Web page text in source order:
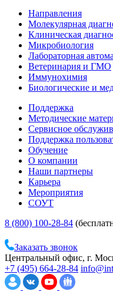
Направления
Молекулярная
Клиническая
Микробиология
Лабораторная
Ветеринария и ГМО
Иммунохимия
Биологические и
Поддержка
Методические
Сервисное
Поддержка
Обучение
О компании
Наши партнеры
Карьера
Мероприятия
СОУТ
8 (800) 100-28-84
Заказать звонок
Центральный офис, г.
+7 (495) 664-28-84